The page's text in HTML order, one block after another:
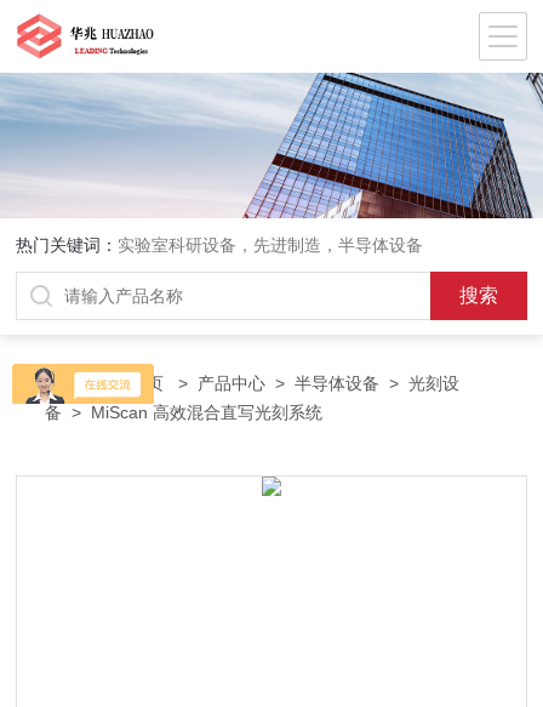
热门关键词： 实验室科研设备，先进制造，半导体设备
当前位置：首页 > 产品中心 >半导体设备 >光刻设
备 > MiScan 高效混合直写光刻系统